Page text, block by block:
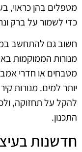
מטפלים בהן כראוי,
כדי לשמור על ברק
חשוב גם להתחשב
מנורות הממוקמות
מטבחים או חדרי
יותר למים. מנורות
להקל על תחזוקה,
התכנון.
חדשנות